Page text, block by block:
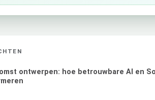
ontwerpen: hoe betrouwbare AI en